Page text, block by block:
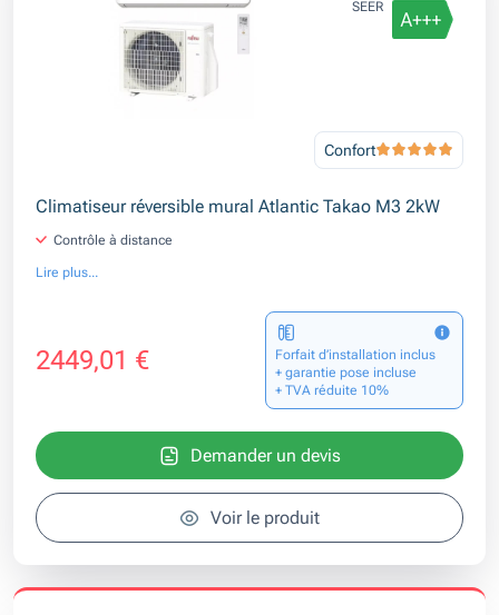
SEER
Confort
Climatiseur réversible mural Atlantic Takao M3 2kW
Contrôle à distance
Lire plus...
2449,01 €
Forfait d’installation inclus
+ garantie pose incluse
+ TVA réduite 10%
Demander un devis
Voir le produit